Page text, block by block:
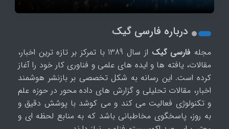
درباره فارسی گیک
مجله فارسی گیک
از سال 1389 با تمرکز بر تازه ترین اخبار،
مقالات، یافته ها و ایده های علمی و فناوری کار خود را آغاز
کرده است. این رسانه به شکل تخصصی بر بازنشر هوشمند
اخبار، مقالات تحلیلی و گزارش های داده محور در حوزه علم
و تکنولوژی فعالیت می کند و می کوشد با پوشش دقیق و
به روز، پاسخگوی مخاطبانی باشد که به منابع لحظه ای و